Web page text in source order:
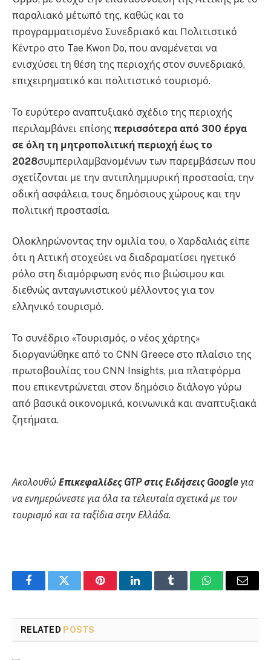
παραλιακό μέτωπό της, καθώς και το
προγραμματισμένο Συνεδριακό και Πολιτιστικό
Κέντρο στο Tae Kwon Do, που αναμένεται να
ενισχύσει τη θέση της περιοχής στον συνεδριακό,
επιχειρηματικό και πολιτιστικό τουρισμό.
Το ευρύτερο αναπτυξιακό σχέδιο της περιοχής
περιλαμβάνει επίσης περισσότερα από 300 έργα
σε όλη τη μητροπολιτική περιοχή έως το
2028συμπεριλαμβανομένων των παρεμβάσεων που
σχετίζονται με την αντιπλημμυρική προστασία, την
οδική ασφάλεια, τους δημόσιους χώρους και την
πολιτική προστασία.
Ολοκληρώνοντας την ομιλία του, ο Χαρδαλιάς είπε
ότι η Αττική στοχεύει να διαδραματίσει ηγετικό
ρόλο στη διαμόρφωση ενός πιο βιώσιμου και
διεθνώς ανταγωνιστικού μέλλοντος για τον
ελληνικό τουρισμό.
Το συνέδριο «Τουρισμός, ο νέος χάρτης»
διοργανώθηκε από το CNN Greece στο πλαίσιο της
πρωτοβουλίας του CNN Insights, μια πλατφόρμα
που επικεντρώνεται στον δημόσιο διάλογο γύρω
από βασικά οικονομικά, κοινωνικά και αναπτυξιακά
ζητήματα.
Ακολουθώ Επικεφαλίδες GTP στις Ειδήσεις Google για
να ενημερώνεστε για όλα τα τελευταία σχετικά με τον
τουρισμό και τα ταξίδια στην Ελλάδα.
FacebookTwitter PinterestLinkedInTumblr WhatsAppEmail
RELATED POSTS